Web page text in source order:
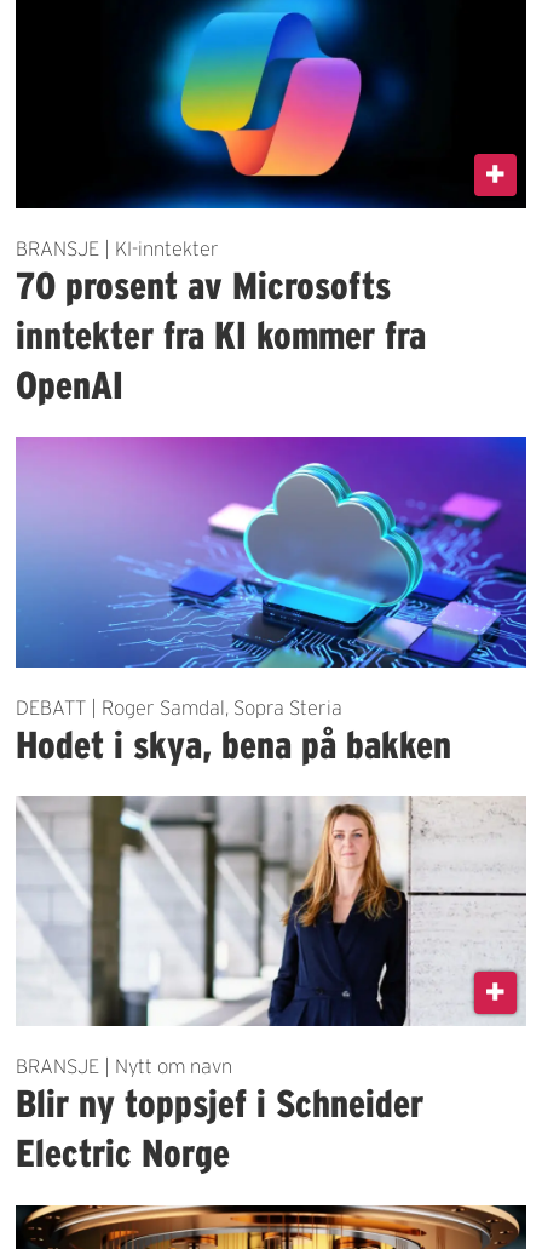
BRANSJE | KI-inntekter
70 prosent av Microsofts
inntekter fra KI kommer fra
OpenAI
DEBATT | Roger Samdal, Sopra Steria
Hodet i skya, bena på bakken
BRANSJE | Nytt om navn
Blir ny toppsjef i Schneider
Electric Norge